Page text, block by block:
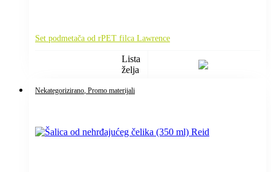
Set podmetača od rPET filca Lawrence
Lista
želja
Nekategorizirano , Promo materijali